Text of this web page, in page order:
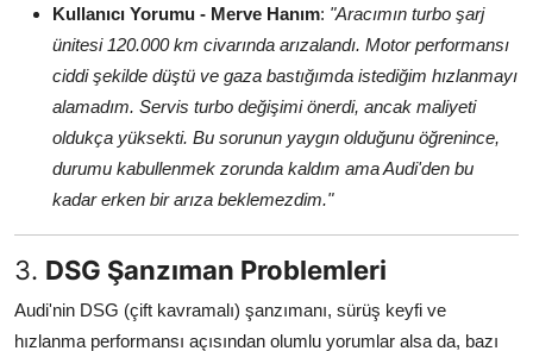
Kullanıcı Yorumu - Merve Hanım: "Aracımın turbo şarj
ünitesi 120.000 km civarında arızalandı. Motor performansı
ciddi şekilde düştü ve gaza bastığımda istediğim hızlanmayı
alamadım. Servis turbo değişimi önerdi, ancak maliyeti
oldukça yüksekti. Bu sorunun yaygın olduğunu öğrenince,
durumu kabullenmek zorunda kaldım ama Audi'den bu
kadar erken bir arıza beklemezdim."
3. DSG Şanzıman Problemleri
Audi'nin DSG (çift kavramalı) şanzımanı, sürüş keyfi ve
hızlanma performansı açısından olumlu yorumlar alsa da, bazı